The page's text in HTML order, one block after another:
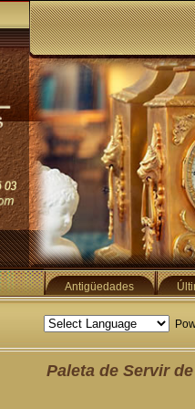
Antigüedades
Paleta de Servir